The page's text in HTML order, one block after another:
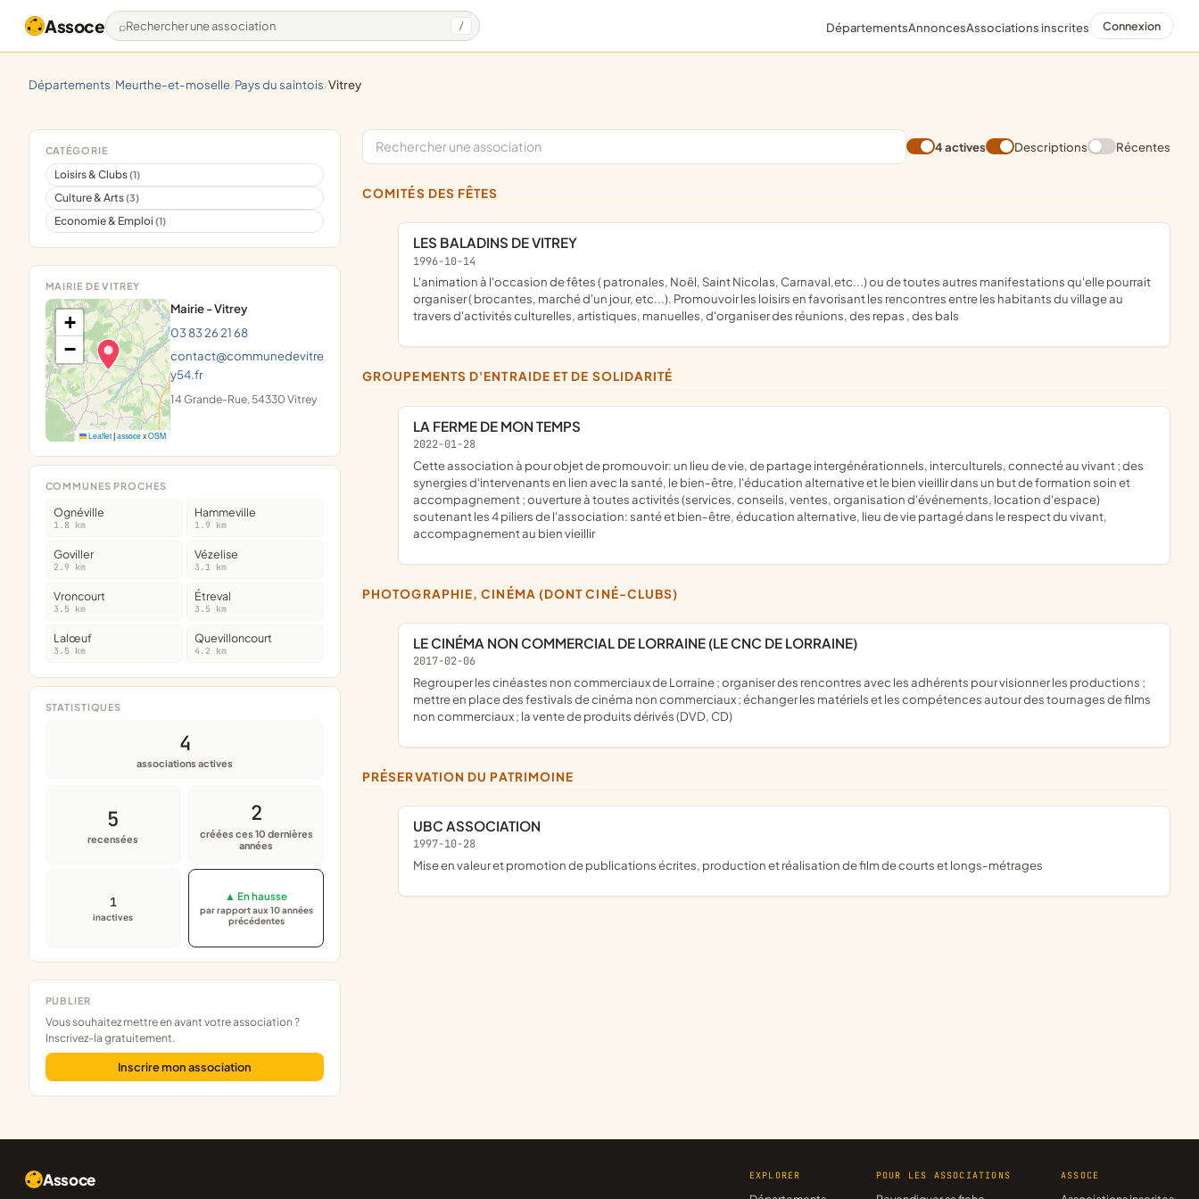
Assoce Rechercher une association / DépartementsAnnoncesAssociations inscrites Connexion
départements/ meurthe-et-moselle/ pays du saintois/ vitrey
CATÉGORIE
Loisirs & Clubs(1)
Culture & Arts(3)
Economie & Emploi(1)
STATISTIQUES
4
associations actives
5
recensées
2
créées ces 10 dernières
années
1
inactives
▲ En hausse
par rapport aux 10 années
précédentes
PUBLIER
Vous souhaitez mettre en avant votre association ?
Inscrivez-la gratuitement.
Inscrire mon association
4 actives Descriptions Récentes
COMITÉS DES FÊTES
LES BALADINS DE VITREY
1996-10-14
l'animation à l'occasion de fêtes ( patronales, Noël, Saint Nicolas, Carnaval,etc...) ou de toutes autres manifestations qu'elle pourrait
organiser ( brocantes, marché d'un jour, etc...). Promouvoir les loisirs en favorisant les rencontres entre les habitants du village au
travers d'activités culturelles, artistiques, manuelles, d'organiser des réunions, des repas , des bals
GROUPEMENTS D'ENTRAIDE ET DE SOLIDARITÉ
LA FERME DE MON TEMPS
2022-01-28
cette association à pour objet de promouvoir: un lieu de vie, de partage intergénérationnels, interculturels, connecté au vivant ; des
synergies d'intervenants en lien avec la santé, le bien-être, l'éducation alternative et le bien vieillir dans un but de formation soin et
accompagnement ; ouverture à toutes activités (services, conseils, ventes, organisation d'événements, location d'espace)
soutenant les 4 piliers de l'association: santé et bien-être, éducation alternative, lieu de vie partagé dans le respect du vivant,
accompagnement au bien vieillir
PHOTOGRAPHIE, CINÉMA (DONT CINÉ-CLUBS)
LE CINÉMA NON COMMERCIAL DE LORRAINE (LE CNC DE LORRAINE)
2017-02-06
regrouper les cinéastes non commerciaux de Lorraine ; organiser des rencontres avec les adhérents pour visionner les productions ;
mettre en place des festivals de cinéma non commerciaux ; échanger les matériels et les compétences autour des tournages de films
non commerciaux ; la vente de produits dérivés (DVD, CD)
PRÉSERVATION DU PATRIMOINE
UBC ASSOCIATION
1997-10-28
mise en valeur et promotion de publications écrites, production et réalisation de film de courts et longs-métrages
MAIRIE DE VITREY
+
−
Leaflet|assocexOSM
Mairie - Vitrey
03 83 26 21 68
contact@communedevitre
y54.fr
14 Grande-Rue, 54330 Vitrey
COMMUNES PROCHES
Ognéville
1.8 km
Hammeville
1.9 km
Goviller
2.9 km
Vézelise
3.1 km
Vroncourt
3.5 km
Étreval
3.5 km
Lalœuf
3.5 km
Quevilloncourt
4.2 km
Assoce EXPLORER POUR LES ASSOCIATIONS ASSOCE